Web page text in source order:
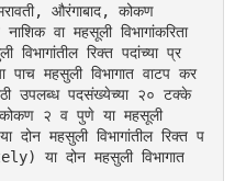
औरंगाबाद, कोकण
वा महसूली विभागांकरिता
रिक्त पदांच्या प्र
महसुली विभागात वाटप कर
उपलब्ध पदसंख्येच्या २० टक्के
कोकण २ व पुणे या महसूली
दोन महसुली विभागांतील रिक्त प
या दोन महसुली विभागात